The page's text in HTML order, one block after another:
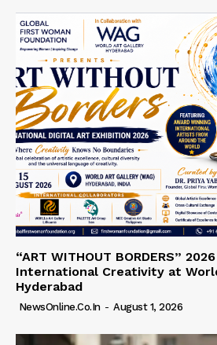
“ART WITHOUT BORDERS”
International Creativity at
Hyderabad
NewsOnline.co.in - August 1, 2026